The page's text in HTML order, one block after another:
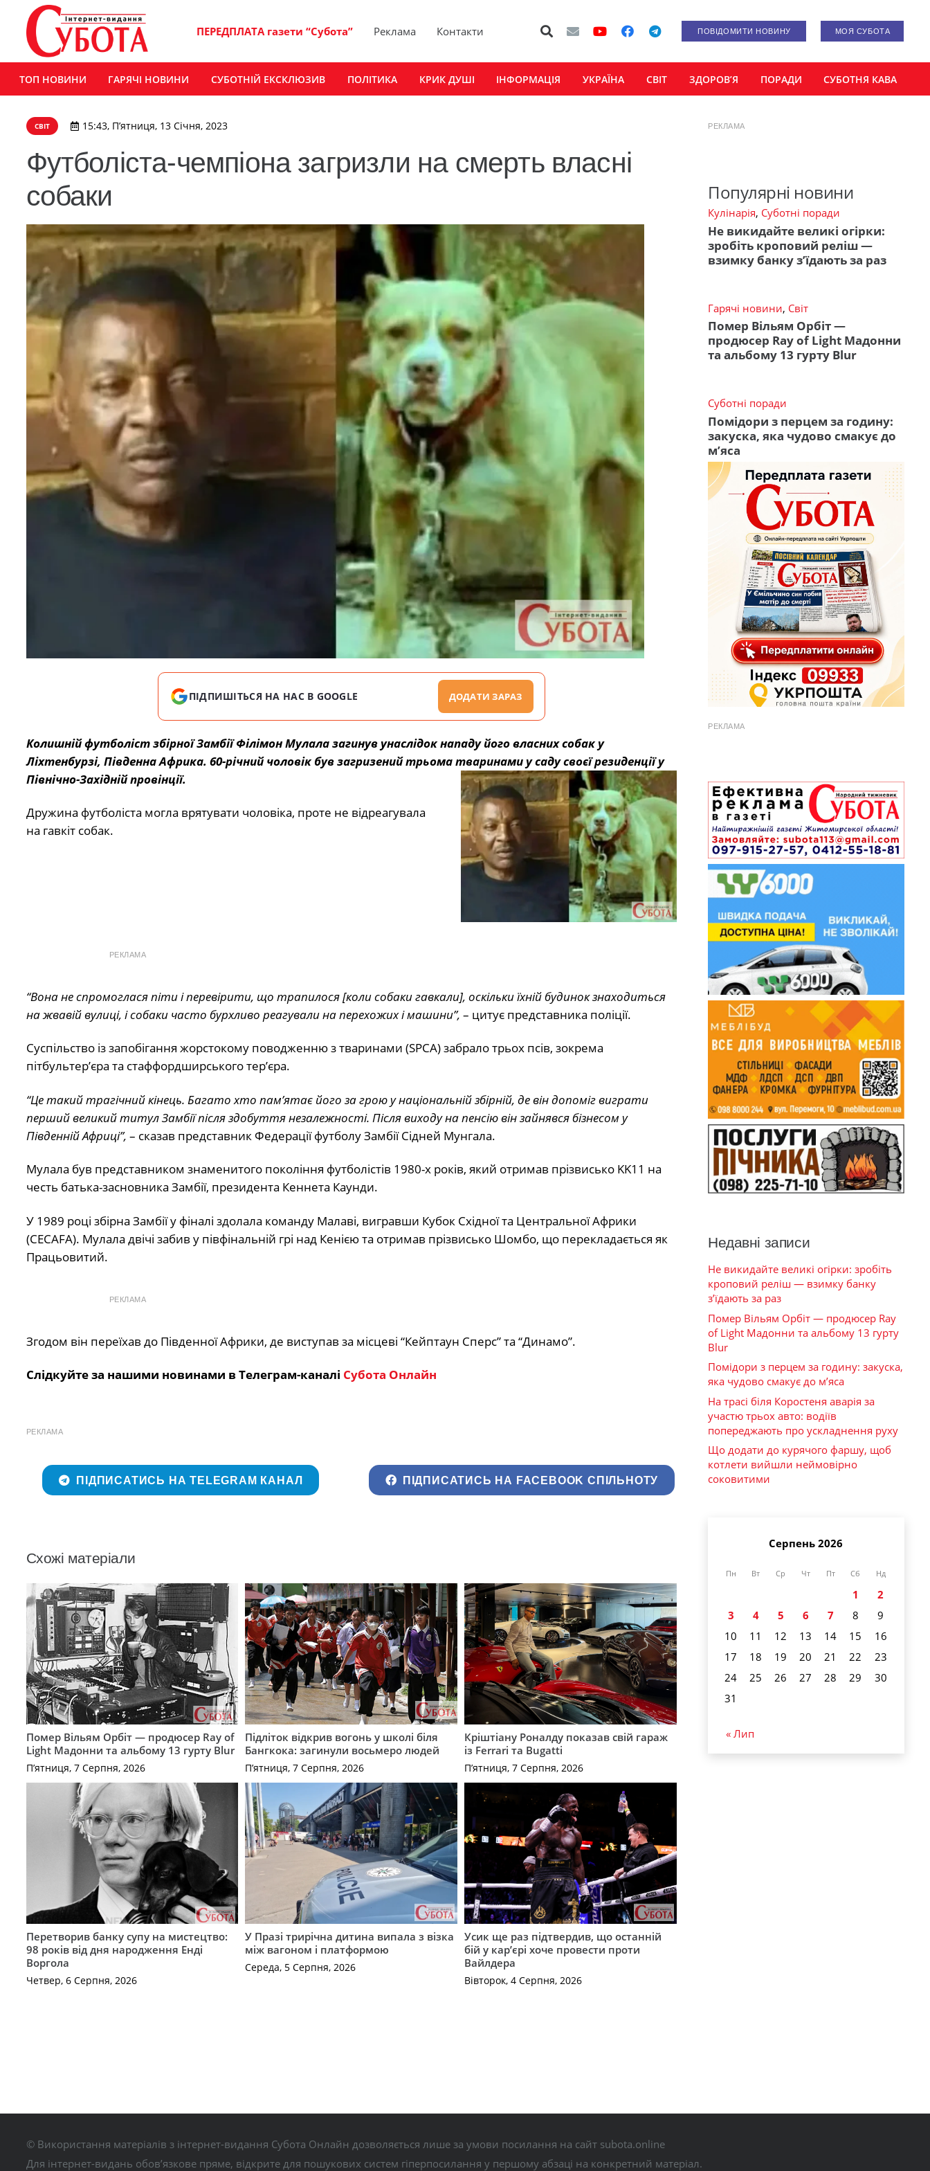
ПЕРЕДПЛАТА газети “Субота” Реклама Контакти ПОВІДОМИТИ НОВИНУ МОЯ СУБОТА
ТОП НОВИНИ ГАРЯЧІ НОВИНИ СУБОТНІЙ ЕКСКЛЮЗИВ ПОЛІТИКА КРИК ДУШІ ІНФОРМАЦІЯ УКРАЇНА СВІТ ЗДОРОВ’Я ПОРАДИ СУБОТНЯ КАВА
СВІТ 15:43, П’ятниця, 13 Січня, 2023
Футболіста-чемпіона загризли на смерть власні
собаки
ПІДПИШІТЬСЯ НА НАС В GOOGLE ДОДАТИ ЗАРАЗ
Колишній футболіст збірної Замбії Філімон Мулала загинув унаслідок нападу його власних собак у
Ліхтенбурзі, Південна Африка. 60-річний чоловік був загризений трьома тваринами у саду своєї резиденції у
Північно-Західній провінції.
Дружина футболіста могла врятувати чоловіка, проте не відреагувала
на гавкіт собак.
РЕКЛАМА
“Вона не спромоглася піти і перевірити, що трапилося [коли собаки гавкали], оскільки їхній будинок знаходиться
на жвавій вулиці, і собаки часто бурхливо реагували на перехожих і машини”, – цитує представника поліції.
Суспільство із запобігання жорстокому поводженню з тваринами (SPCA) забрало трьох псів, зокрема
пітбультер’єра та стаффордширського тер’єра.
“Це такий трагічний кінець. Багато хто пам’ятає його за грою у національній збірній, де він допоміг виграти
перший великий титул Замбії після здобуття незалежності. Після виходу на пенсію він зайнявся бізнесом у
Південній Африці”, – сказав представник Федерації футболу Замбії Сідней Мунгала.
Мулала був представником знаменитого покоління футболістів 1980-х років, який отримав прізвисько KK11 на
честь батька-засновника Замбії, президента Кеннета Каунди.
У 1989 році збірна Замбії у фіналі здолала команду Малаві, вигравши Кубок Східної та Центральної Африки
(CECAFA). Мулала двічі забив у півфінальній грі над Кенією та отримав прізвисько Шомбо, що перекладається як
Працьовитий.
РЕКЛАМА
Згодом він переїхав до Південної Африки, де виступав за місцеві “Кейптаун Сперс” та “Динамо”.
Слідкуйте за нашими новинами в Телеграм-каналі Субота Онлайн
РЕКЛАМА
ПІДПИСАТИСЬ НА TELEGRAM КАНАЛ ПІДПИСАТИСЬ НА FACEBOOK СПІЛЬНОТУ
Схожі матеріали
Помер Вільям Орбіт — продюсер Ray of
Light Мадонни та альбому 13 гурту Blur
П’ятниця, 7 Серпня, 2026
Підліток відкрив вогонь у школі біля
Бангкока: загинули восьмеро людей
П’ятниця, 7 Серпня, 2026
Кріштіану Роналду показав свій гараж
із Ferrari та Bugatti
П’ятниця, 7 Серпня, 2026
Перетворив банку супу на мистецтво:
98 років від дня народження Енді
Воргола
Четвер, 6 Серпня, 2026
У Празі трирічна дитина випала з візка
між вагоном і платформою
Середа, 5 Серпня, 2026
Усик ще раз підтвердив, що останній
бій у кар’єрі хоче провести проти
Вайлдера
Вівторок, 4 Серпня, 2026
РЕКЛАМА
Популярні новини
Кулінарія, Суботні поради
Не викидайте великі огірки:
зробіть кроповий реліш —
взимку банку з’їдають за раз
Гарячі новини, Світ
Помер Вільям Орбіт —
продюсер Ray of Light Мадонни
та альбому 13 гурту Blur
Суботні поради
Помідори з перцем за годину:
закуска, яка чудово смакує до
м’яса
РЕКЛАМА
Недавні записи
Не викидайте великі огірки: зробіть
кроповий реліш — взимку банку
з’їдають за раз
Помер Вільям Орбіт — продюсер Ray
of Light Мадонни та альбому 13 гурту
Blur
Помідори з перцем за годину: закуска,
яка чудово смакує до м’яса
На трасі біля Коростеня аварія за
участю трьох авто: водіїв
попереджають про ускладнення руху
Що додати до курячого фаршу, щоб
котлети вийшли неймовірно
соковитими
Серпень 2026
Пн Вт Ср Чт Пт Сб Нд
1
2
3
4 5 6 7 8
9
10
11 12 13 14 15
16
17
18 19 20 21 22
23
24
25 26 27 28 29
30
31
« Лип
© Використання матеріалів з інтернет-видання Субота Онлайн дозволяється лише за умови посилання на сайт subota.online
Для інтернет-видань обов’язкове пряме, відкрите для пошукових систем гіперпосилання у першому абзаці на конкретний матеріал.